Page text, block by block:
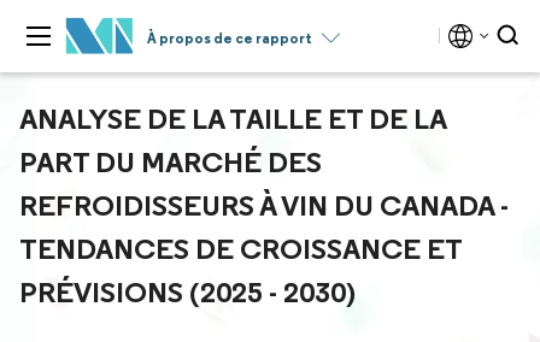
À propos de ce rapport
ANALYSE DE LA TAILLE ET DE LA
PART DU MARCHÉ DES
REFROIDISSEURS À VIN DU CANADA -
TENDANCES DE CROISSANCE ET
PRÉVISIONS (2025 - 2030)